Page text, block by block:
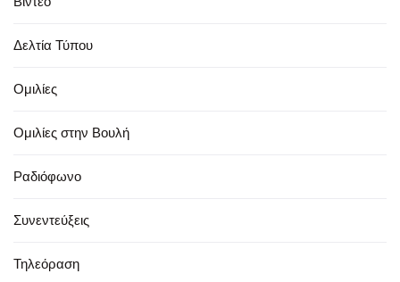
Δελτία Τύπου
Ομιλίες
Ομιλίες στην Βουλή
Ραδιόφωνο
Συνεντεύξεις
Τηλεόραση